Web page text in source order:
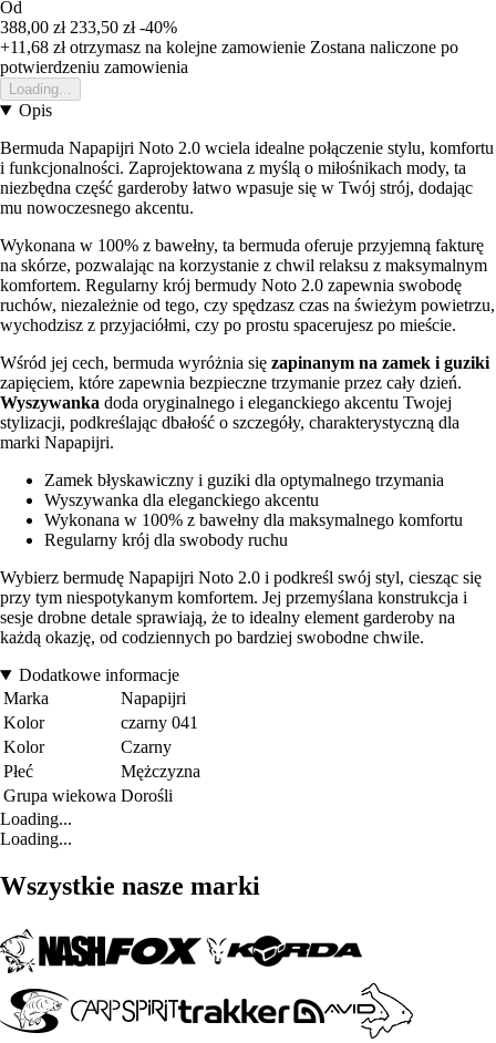
Od
388,00 zł 233,50 zł -40%
+11,68 złotrzymasz na kolejne zamowienie Zostana naliczone po
potwierdzeniu zamowienia
Loading...
Opis
Bermuda Napapijri Noto 2.0 wciela idealne połączenie stylu, komfortu
i funkcjonalności. Zaprojektowana z myślą o miłośnikach mody, ta
niezbędna część garderoby łatwo wpasuje się w Twój strój, dodając
mu nowoczesnego akcentu.
Wykonana w 100% z bawełny, ta bermuda oferuje przyjemną fakturę
na skórze, pozwalając na korzystanie z chwil relaksu z maksymalnym
komfortem. Regularny krój bermudy Noto 2.0 zapewnia swobodę
ruchów, niezależnie od tego, czy spędzasz czas na świeżym powietrzu,
wychodzisz z przyjaciółmi, czy po prostu spacerujesz po mieście.
Wśród jej cech, bermuda wyróżnia się zapinanym na zamek i guziki
zapięciem, które zapewnia bezpieczne trzymanie przez cały dzień.
Wyszywanka doda oryginalnego i eleganckiego akcentu Twojej
stylizacji, podkreślając dbałość o szczegóły, charakterystyczną dla
marki Napapijri.
Zamek błyskawiczny i guziki dla optymalnego trzymania
Wyszywanka dla eleganckiego akcentu
Wykonana w 100% z bawełny dla maksymalnego komfortu
Regularny krój dla swobody ruchu
Wybierz bermudę Napapijri Noto 2.0 i podkreśl swój styl, ciesząc się
przy tym niespotykanym komfortem. Jej przemyślana konstrukcja i
sesje drobne detale sprawiają, że to idealny element garderoby na
każdą okazję, od codziennych po bardziej swobodne chwile.
Dodatkowe informacje
Marka
Napapijri
Kolor
czarny 041
Kolor
Czarny
Płeć
Mężczyzna
Grupa wiekowa Dorośli
Loading...
Loading...
Wszystkie nasze marki